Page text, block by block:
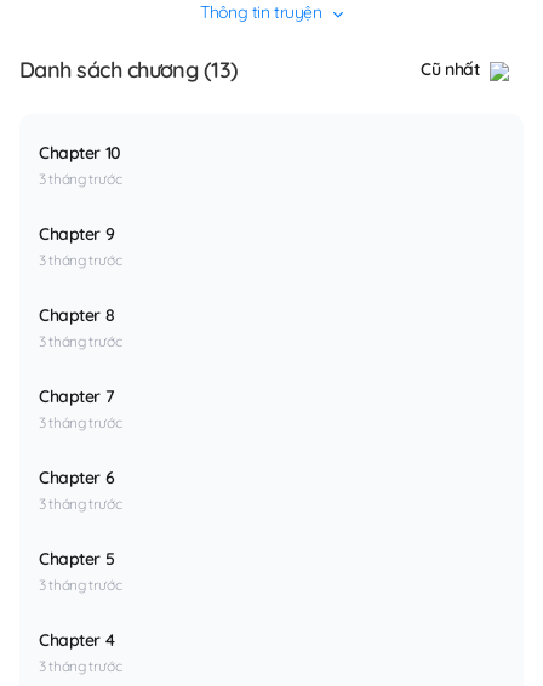
Thông tin truyện
Danh sách chương (13) Cũ nhất
Chapter 10
3 tháng trước
Chapter 9
3 tháng trước
Chapter 8
3 tháng trước
Chapter 7
3 tháng trước
Chapter 6
3 tháng trước
Chapter 5
3 tháng trước
Chapter 4
3 tháng trước